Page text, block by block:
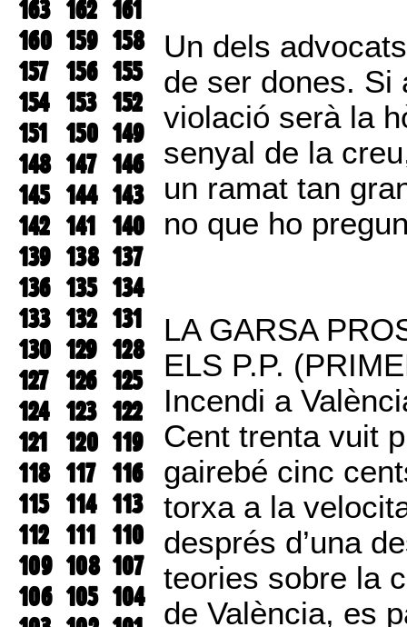
163 162 161
160 159 158
157 156 155
154 153 152
151
150 149
148 147 146
145 144 143
142 141 140
139 138 137
136 135 134
133 132 131
130 129 128
127 126 125
124 123 122
121
120 119
118 117 116
115 114 113
112 111 110
109 108 107
106 105 104
Un dels
de ser dones. Si
violació serà la
senyal de la
un ramat tan
no que ho
LA GARSA
ELS P.P.
Incendi a
Cent trenta vuit
gairebé cinc
torxa a la
després d’una
teories sobre la
de València, es